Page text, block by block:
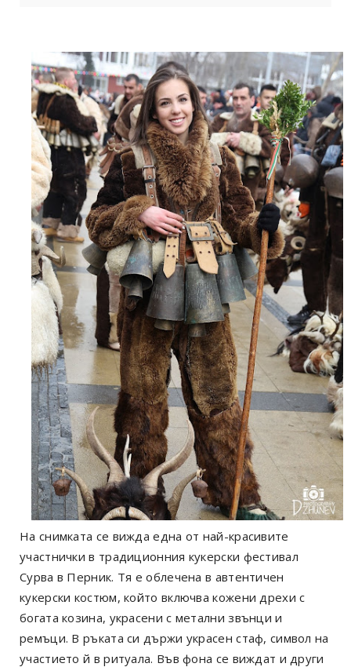
На снимката се вижда една от най-красивите
участнички в традиционния кукерски фестивал
Сурва в Перник. Тя е облечена в автентичен
кукерски костюм, който включва кожени дрехи с
богата козина, украсени с метални звънци и
ремъци. В ръката си държи украсен стаф, символ на
участието й в ритуала. Във фона се виждат и други